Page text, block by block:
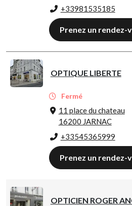
+33981535185
Prenez un rendez-
OPTIQUE LIBERTE
Fermé
11 place du chateau
16200 JARNAC
+33545365999
Prenez un rendez-
OPTICIEN ROGER